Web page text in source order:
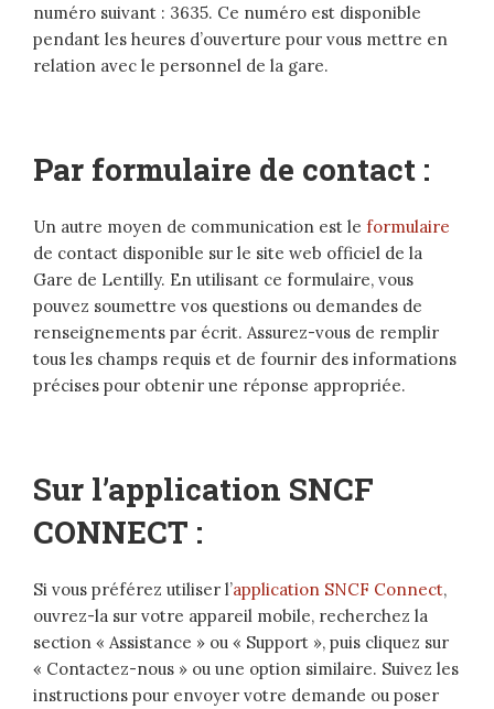
numéro suivant : 3635. Ce numéro est disponible
pendant les heures d’ouverture pour vous mettre en
relation avec le personnel de la gare.
Par formulaire de contact :
Un autre moyen de communication est le formulaire
de contact disponible sur le site web officiel de la
Gare de Lentilly. En utilisant ce formulaire, vous
pouvez soumettre vos questions ou demandes de
renseignements par écrit. Assurez-vous de remplir
tous les champs requis et de fournir des informations
précises pour obtenir une réponse appropriée.
Sur l’application SNCF
CONNECT :
Si vous préférez utiliser l’application SNCF Connect,
ouvrez-la sur votre appareil mobile, recherchez la
section « Assistance » ou « Support », puis cliquez sur
« Contactez-nous » ou une option similaire. Suivez les
instructions pour envoyer votre demande ou poser